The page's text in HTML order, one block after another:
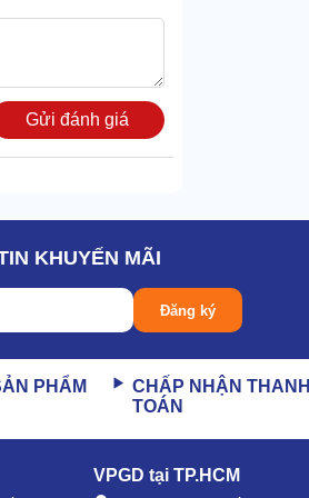
vòng/phút.
Gửi đánh giá
KHUYẾN MÃI
Đăng ký
PHẨM
CHẤP NHẬN THANH
TOÁN
VPGD tại TP.HCM